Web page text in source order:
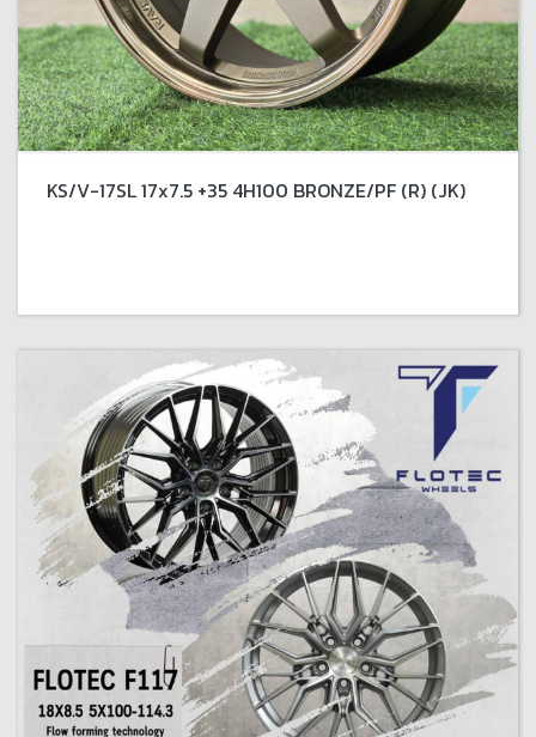
KS/V-17SL 17x7.5 +35 4H100 BRONZE/PF (R) (JK)